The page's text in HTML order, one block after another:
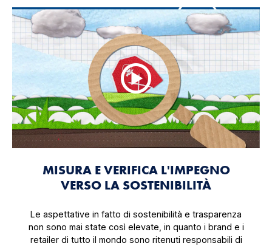
MISURA E VERIFICA L'IMPEGNO
VERSO LA SOSTENIBILITÀ
Le aspettative in fatto di sostenibilità e trasparenza
non sono mai state così elevate, in quanto i brand e i
retailer di tutto il mondo sono ritenuti responsabili di